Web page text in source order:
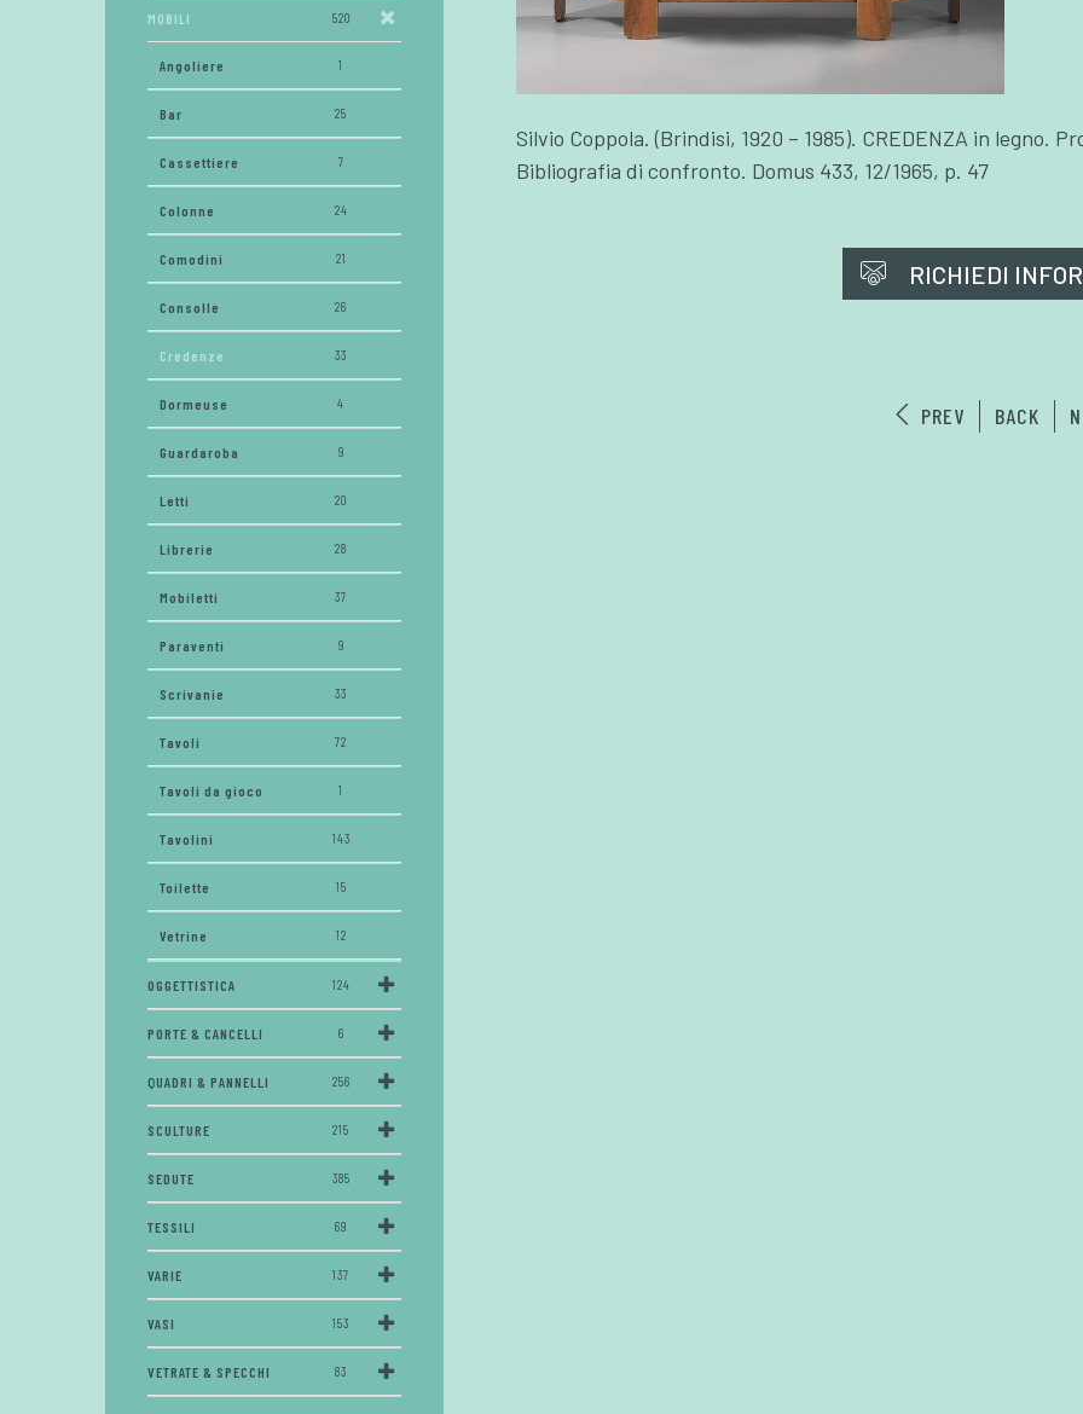
Silvio Coppola. (Brindisi, 1920 – 1985). CREDENZA in legno.
Bibliografia di confronto. Domus 433, 12/1965, p. 47
RICHIEDI
PREV BACK
MOBILI 520
Angoliere 1
Bar 25
Cassettiere 7
Colonne 24
Comodini 21
Consolle 26
Credenze 33
Dormeuse 4
Guardaroba 9
Letti 20
Librerie 28
Mobiletti 37
Paraventi 9
Scrivanie 33
Tavoli 72
Tavoli da gioco 1
Tavolini 143
Toilette 15
Vetrine 12
OGGETTISTICA 124
PORTE & CANCELLI 6
QUADRI & PANNELLI 256
SCULTURE 215
SEDUTE 385
TESSILI 69
VARIE 137
VASI 153
VETRATE & SPECCHI 83